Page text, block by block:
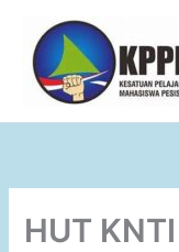
content
HUT